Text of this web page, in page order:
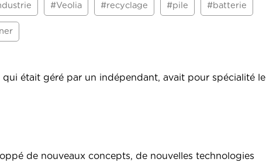
#Veolia #recyclage #pile #batterie
était géré par un indépendant, avait pour spécialité le
de nouveaux concepts, de nouvelles technologies